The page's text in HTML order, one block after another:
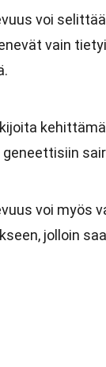
voi
vain
voi myös
jolloin